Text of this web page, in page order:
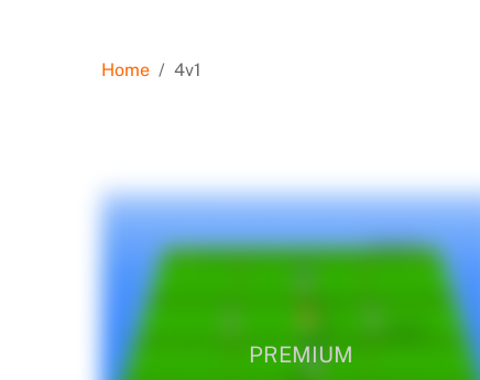
Home / 4v1
PREMIUM